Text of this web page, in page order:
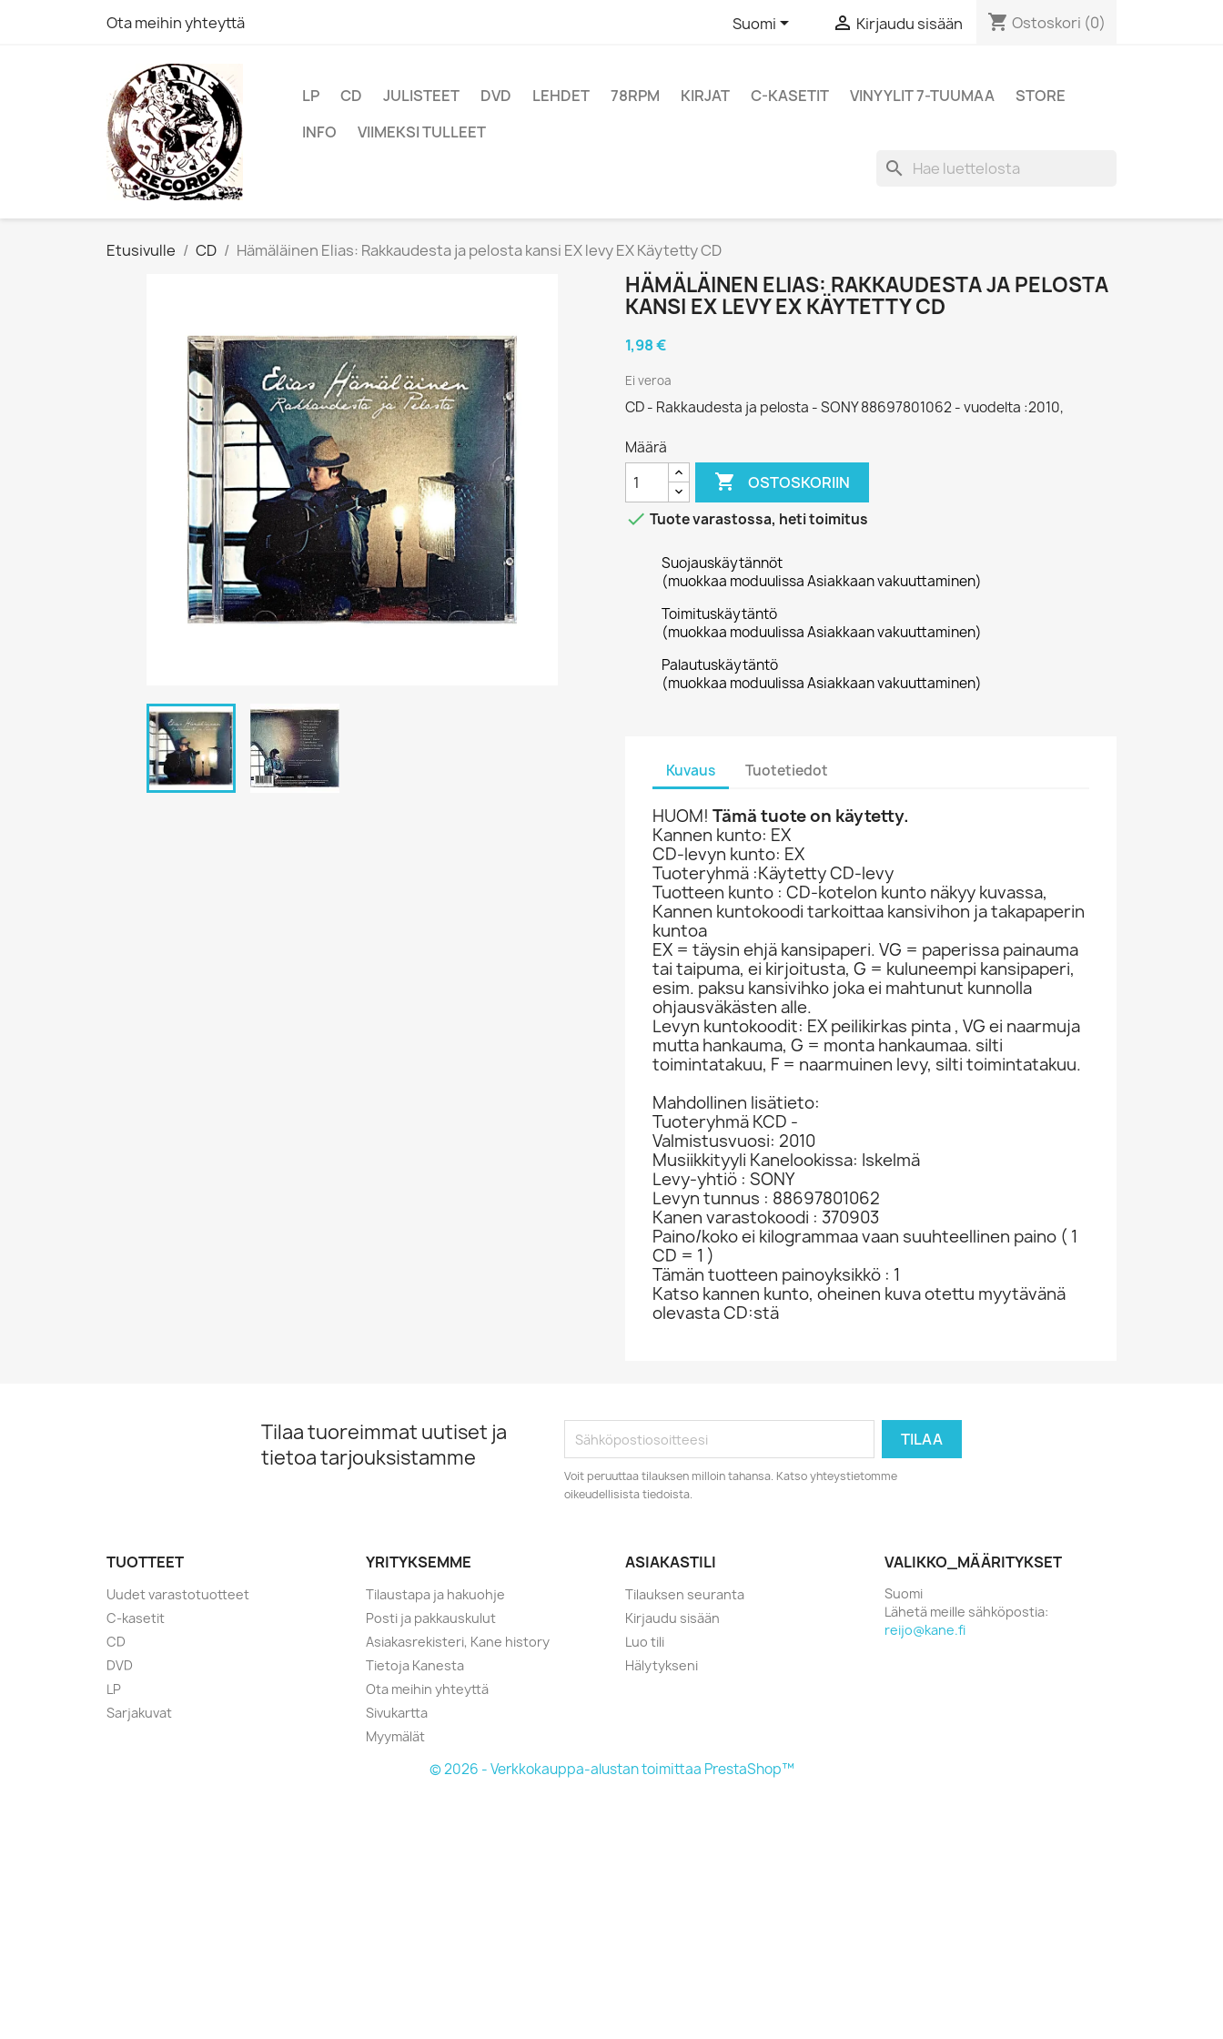
Ota meihin yhteyttä Suomi  Kirjaudu sisään shopping_cart Ostoskori (0)
LP CD JULISTEET DVD LEHDET 78RPM KIRJAT C-KASETIT VINYYLIT 7-TUUMAA
STORE
INFO
VIIMEKSI TULLEET
search
Etusivulle CD Hämäläinen Elias: Rakkaudesta ja pelosta kansi EX levy EX Käytetty CD
HÄMÄLÄINEN ELIAS: RAKKAUDESTA JA PELOSTA
KANSI EX LEVY EX KÄYTETTY CD
1,98 €
Ei veroa
CD - Rakkaudesta ja pelosta - SONY 88697801062 - vuodelta :2010,
Määrä
 OSTOSKORIIN
 Tuote varastossa, heti toimitus
Suojauskäytännöt
(muokkaa moduulissa Asiakkaan vakuuttaminen)
Toimituskäytäntö
(muokkaa moduulissa Asiakkaan vakuuttaminen)
Palautuskäytäntö
(muokkaa moduulissa Asiakkaan vakuuttaminen)
Kuvaus Tuotetiedot
HUOM! Tämä tuote on käytetty.
Kannen kunto: EX
CD-levyn kunto: EX
Tuoteryhmä :Käytetty CD-levy
Tuotteen kunto : CD-kotelon kunto näkyy kuvassa,
Kannen kuntokoodi tarkoittaa kansivihon ja takapaperin
kuntoa
EX = täysin ehjä kansipaperi. VG = paperissa painauma
tai taipuma, ei kirjoitusta, G = kuluneempi kansipaperi,
esim. paksu kansivihko joka ei mahtunut kunnolla
ohjausväkästen alle.
Levyn kuntokoodit: EX peilikirkas pinta , VG ei naarmuja
mutta hankauma, G = monta hankaumaa. silti
toimintatakuu, F = naarmuinen levy, silti toimintatakuu.
Mahdollinen lisätieto:
Tuoteryhmä KCD -
Valmistusvuosi: 2010
Musiikkityyli Kanelookissa: Iskelmä
Levy-yhtiö : SONY
Levyn tunnus : 88697801062
Kanen varastokoodi : 370903
Paino/koko ei kilogrammaa vaan suuhteellinen paino ( 1
CD = 1 )
Tämän tuotteen painoyksikkö : 1
Katso kannen kunto, oheinen kuva otettu myytävänä
olevasta CD:stä
Tilaa tuoreimmat uutiset ja
tietoa tarjouksistamme
Voit peruuttaa tilauksen milloin tahansa. Katso yhteystietomme
oikeudellisista tiedoista.
TUOTTEET
Uudet varastotuotteet
C-kasetit
CD
DVD
LP
Sarjakuvat
YRITYKSEMME
Tilaustapa ja hakuohje
Posti ja pakkauskulut
Asiakasrekisteri, Kane history
Tietoja Kanesta
Ota meihin yhteyttä
Sivukartta
Myymälät
ASIAKASTILI
Tilauksen seuranta
Kirjaudu sisään
Luo tili
Hälytykseni
VALIKKO_MÄÄRITYKSET
Suomi
Lähetä meille sähköpostia:
reijo@kane.fi
© 2026 - Verkkokauppa-alustan toimittaa PrestaShop™